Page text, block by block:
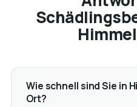
Wie schnell sind Sie in
Ort?